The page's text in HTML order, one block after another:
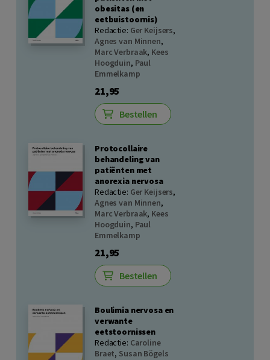
obesitas (en
eetbuistoornis)
Redactie: Ger Keijsers,
Agnes van Minnen,
Marc Verbraak, Kees
Hoogduin, Paul
Emmelkamp
21,95
Bestellen
Protocollaire
behandeling van
patiënten met
anorexia nervosa
Redactie: Ger Keijsers,
Agnes van Minnen,
Marc Verbraak, Kees
Hoogduin, Paul
Emmelkamp
21,95
Bestellen
Boulimia nervosa en
verwante
eetstoornissen
Redactie: Caroline
Braet, Susan Bögels